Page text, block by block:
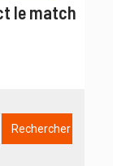
le match